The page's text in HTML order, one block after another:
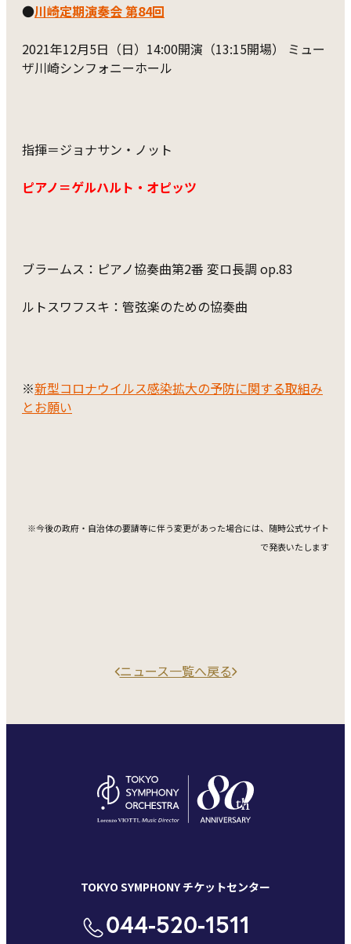
●川崎定期演奏会 第84回
2021年12月5日（日）14:00開演（13:15開場） ミュー
ザ川崎シンフォニーホール
指揮＝ジョナサン・ノット
ピアノ＝ゲルハルト・オピッツ
ブラームス：ピアノ協奏曲第2番 変ロ長調 op.83
ルトスワフスキ：管弦楽のための協奏曲
※新型コロナウイルス感染拡大の予防に関する取組み
とお願い
※今後の政府・自治体の要請等に伴う変更があった場合には、随時公式サイト
で発表いたします
ニュース一覧へ戻る
TOKYO SYMPHONY チケットセンター
044-520-1511